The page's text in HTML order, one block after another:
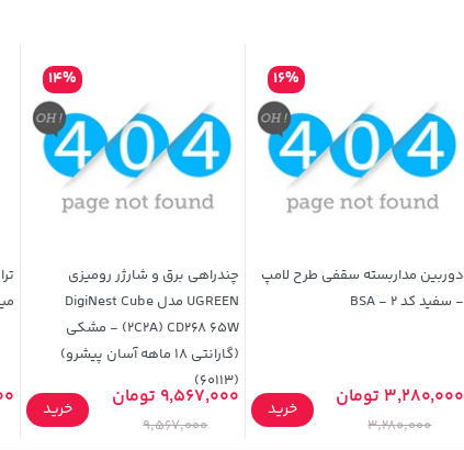
دوربین مداربسته سقفی طرح لامپ
- سفید کد 2 - BSA
16%
3,280,000 تومان
3,280,000
خرید
چندراهی برق و شارژر رومیزی
UGREEN مدل DigiNest Cube
(2C2A) CD268 65W - مشکی
(گارانتی 18 ماهه آسان پیشرو)
(60113)
14%
9,567,000 تومان
9,567,000
خرید